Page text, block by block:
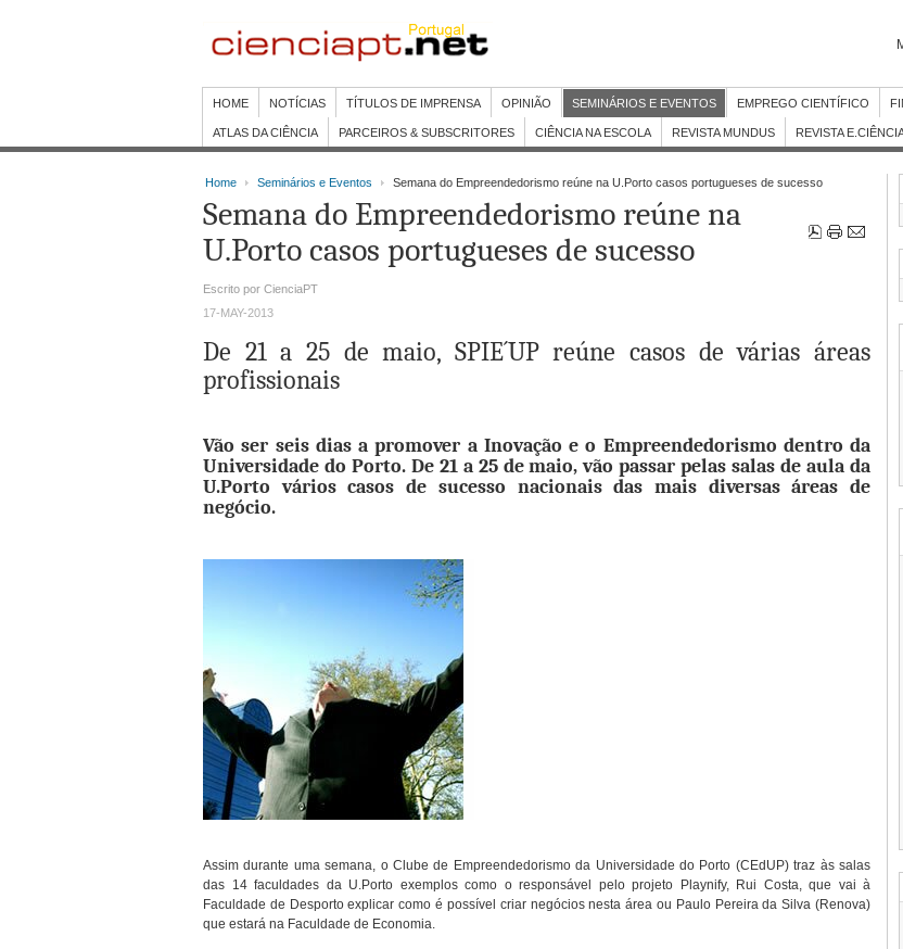
HOME NOTÍCIAS TÍTULOS DE IMPRENSA OPINIÃO SEMINÁRIOS E EVENTOS EMPREGO CIENTÍFICO
ATLAS DA CIÊNCIA PARCEIROS & SUBSCRITORES CIÊNCIA NA ESCOLA REVISTA MUNDUS REVISTA
Home Seminários e Eventos Semana do Empreendedorismo reúne na U.Porto casos portugueses de sucesso
Semana do Empreendedorismo reúne na
U.Porto casos portugueses de sucesso
Escrito por CienciaPT
17-MAY-2013
De 21 a 25 de maio, SPIE´UP reúne casos de várias áreas
profissionais
Vão ser seis dias a promover a Inovação e o Empreendedorismo dentro da
Universidade do Porto. De 21 a 25 de maio, vão passar pelas salas de aula da
U.Porto vários casos de sucesso nacionais das mais diversas áreas de
negócio.
Assim durante uma semana, o Clube de Empreendedorismo da Universidade do Porto (CEdUP) traz às salas
das 14 faculdades da U.Porto exemplos como o responsável pelo projeto Playnify, Rui Costa, que vai à
Faculdade de Desporto explicar como é possível criar negócios nesta área ou Paulo Pereira da Silva (Renova)
que estará na Faculdade de Economia.